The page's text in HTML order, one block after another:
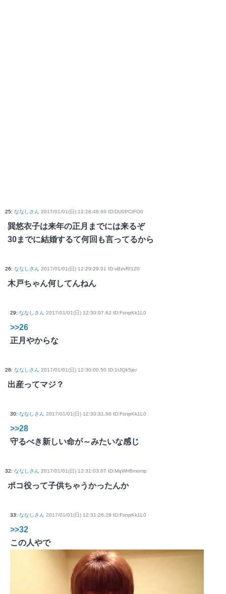
25: ななしさん 2017/01/01(日) 12:28:48.69 ID:DU0PCtFO0
巽悠衣子は来年の正月までには来るぞ
30までに結婚するて何回も言ってるから
26: ななしさん 2017/01/01(日) 12:29:29.31 ID:vBzvRI1Z0
木戸ちゃん何してんねん
29: ななしさん 2017/01/01(日) 12:30:07.62 ID:FsnpKk1L0
>>26
正月やからな
28: ななしさん 2017/01/01(日) 12:30:00.50 ID:1tJQk5jer
出産ってマジ？
30: ななしさん 2017/01/01(日) 12:30:31.96 ID:FsnpKk1L0
>>28
守るべき新しい命が～みたいな感じ
32: ななしさん 2017/01/01(日) 12:31:03.67 ID:MqWH6momp
ポコ役って子供ちゃうかったんか
33: ななしさん 2017/01/01(日) 12:31:26.28 ID:FsnpKk1L0
>>32
この人やで